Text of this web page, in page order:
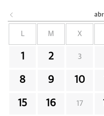
L M X
1 2 3
8 9 10
15 16 17